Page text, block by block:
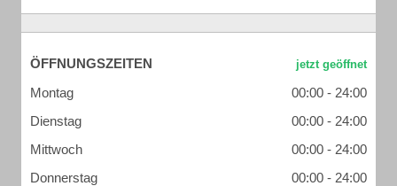
ÖFFNUNGSZEITEN
Montag
00:00 - 24:00
Dienstag
00:00 - 24:00
Mittwoch
00:00 - 24:00
Donnerstag
00:00 - 24:00